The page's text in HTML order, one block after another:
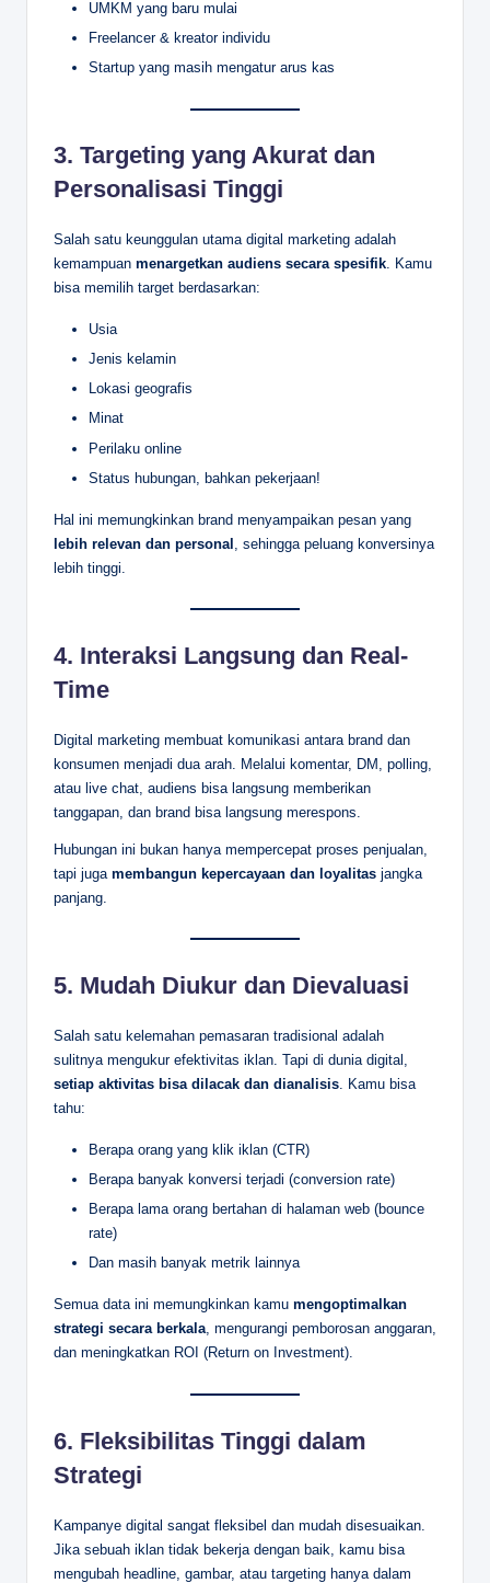
UMKM yang baru mulai
Freelancer & kreator individu
Startup yang masih mengatur arus kas
3. Targeting yang Akurat dan
Personalisasi Tinggi
Salah satu keunggulan utama digital marketing adalah
kemampuan menargetkan audiens secara spesifik. Kamu
bisa memilih target berdasarkan:
Usia
Jenis kelamin
Lokasi geografis
Minat
Perilaku online
Status hubungan, bahkan pekerjaan!
Hal ini memungkinkan brand menyampaikan pesan yang
lebih relevan dan personal , sehingga peluang konversinya
lebih tinggi.
4. Interaksi Langsung dan Real-
Time
Digital marketing membuat komunikasi antara brand dan
konsumen menjadi dua arah. Melalui komentar, DM, polling,
atau live chat, audiens bisa langsung memberikan
tanggapan, dan brand bisa langsung merespons.
Hubungan ini bukan hanya mempercepat proses penjualan,
tapi juga membangun kepercayaan dan loyalitas jangka
panjang.
5. Mudah Diukur dan Dievaluasi
Salah satu kelemahan pemasaran tradisional adalah
sulitnya mengukur efektivitas iklan. Tapi di dunia digital,
setiap aktivitas bisa dilacak dan dianalisis. Kamu bisa
tahu:
Berapa orang yang klik iklan (CTR)
Berapa banyak konversi terjadi (conversion rate)
Berapa lama orang bertahan di halaman web (bounce
rate)
Dan masih banyak metrik lainnya
Semua data ini memungkinkan kamu mengoptimalkan
strategi secara berkala, mengurangi pemborosan anggaran,
dan meningkatkan ROI (Return on Investment).
6. Fleksibilitas Tinggi dalam
Strategi
Kampanye digital sangat fleksibel dan mudah disesuaikan.
Jika sebuah iklan tidak bekerja dengan baik, kamu bisa
mengubah headline, gambar, atau targeting hanya dalam